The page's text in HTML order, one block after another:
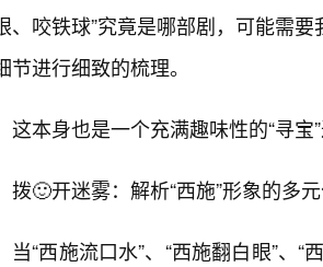
、咬铁球”究竟是哪部剧，可能需
节进行细致的梳理。
这本身也是一个充满趣味性的“寻
拨🙂开迷雾：解析“西施”形象的多
当“西施流口水”、“西施翻白眼”、